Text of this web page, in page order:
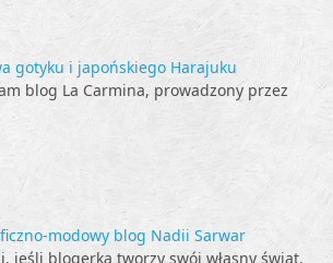
gotyku i japońskiego Harajuku
blog La Carmina, prowadzony przez
modowy blog Nadii Sarwar
jeśli blogerka tworzy swój własny świat,